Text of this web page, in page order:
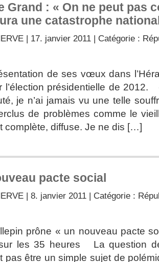
Grand : « On ne peut pas
une catastrophe
| 17. janvier 2011 | Catégorie :
de ses vœux dans
l’élection présidentielle de
je n’ai jamais vu une telle
de problèmes comme le
complète, diffuse. Je ne dis […]
pacte social
| 8. janvier 2011 | Catégorie :
prône « un nouveau pacte
sur les 35 heures La question
pas être un simple sujet de